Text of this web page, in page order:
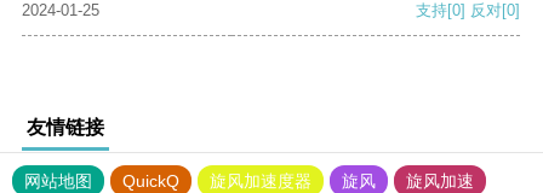
2024-01-25 支持[0] 反对[0]
友情链接
网站地图 QuickQ 旋风加速度器 旋风
旋风加速